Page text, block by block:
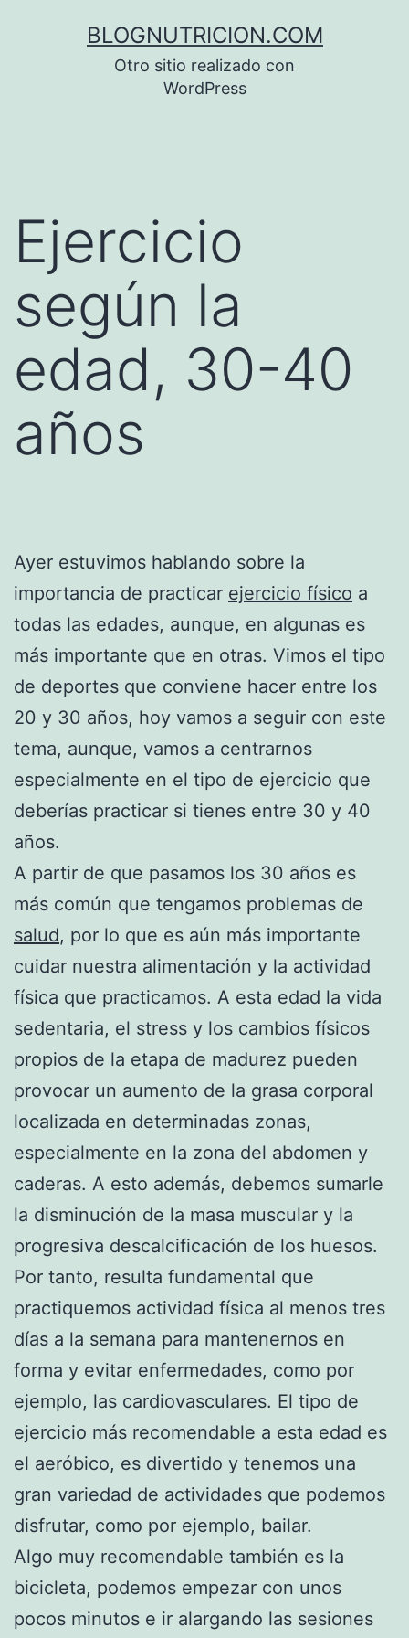
BLOGNUTRICION.COM
Otro sitio realizado con
WordPress
Ejercicio
según la
edad, 30-40
años
Ayer estuvimos hablando sobre la
importancia de practicar ejercicio físico a
todas las edades, aunque, en algunas es
más importante que en otras. Vimos el tipo
de deportes que conviene hacer entre los
20 y 30 años, hoy vamos a seguir con este
tema, aunque, vamos a centrarnos
especialmente en el tipo de ejercicio que
deberías practicar si tienes entre 30 y 40
años.
A partir de que pasamos los 30 años es
más común que tengamos problemas de
salud, por lo que es aún más importante
cuidar nuestra alimentación y la actividad
física que practicamos. A esta edad la vida
sedentaria, el stress y los cambios físicos
propios de la etapa de madurez pueden
provocar un aumento de la grasa corporal
localizada en determinadas zonas,
especialmente en la zona del abdomen y
caderas. A esto además, debemos sumarle
la disminución de la masa muscular y la
progresiva descalcificación de los huesos.
Por tanto, resulta fundamental que
practiquemos actividad física al menos tres
días a la semana para mantenernos en
forma y evitar enfermedades, como por
ejemplo, las cardiovasculares. El tipo de
ejercicio más recomendable a esta edad es
el aeróbico, es divertido y tenemos una
gran variedad de actividades que podemos
disfrutar, como por ejemplo, bailar.
Algo muy recomendable también es la
bicicleta, podemos empezar con unos
pocos minutos e ir alargando las sesiones